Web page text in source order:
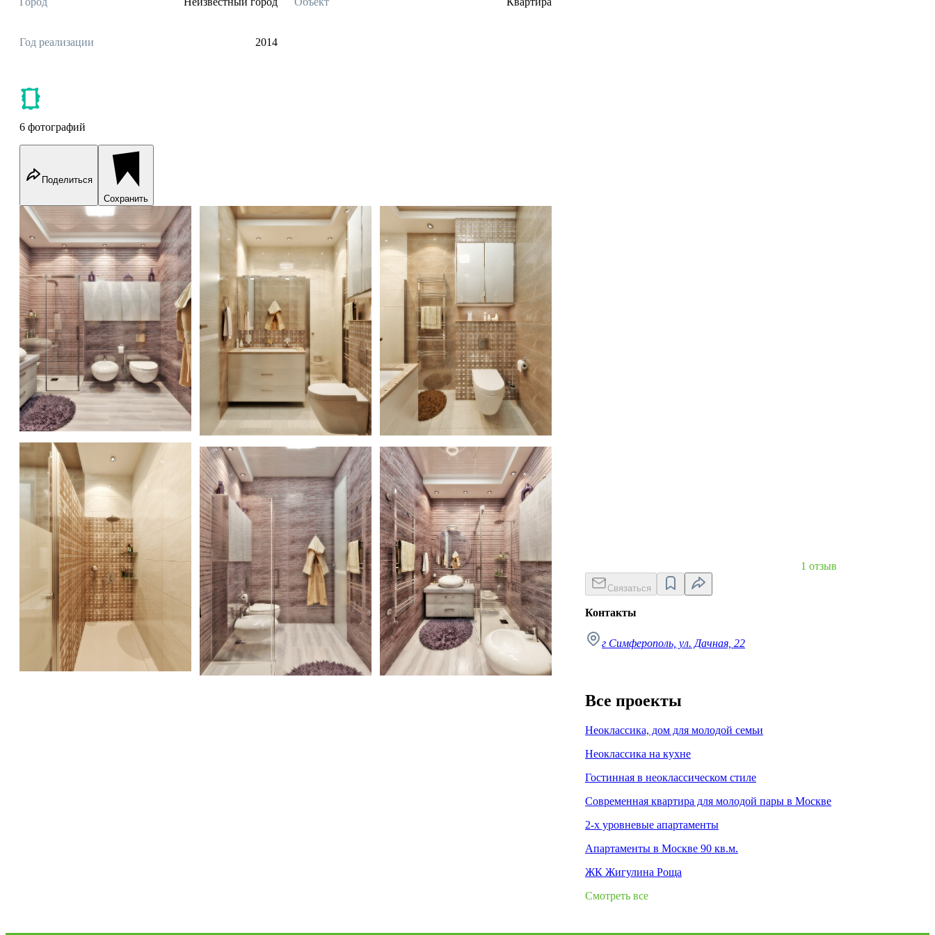
Год реализации 2014
6 фотографий
Поделиться
Сохранить
Light gold color in bathroom interior designLight gold color in bathroom interior designLight gold color in bathroom interior design
Light gold color in bathroom interior designLight gold color in bathroom interior designLight gold color in bathroom interior design
1 отзыв
Связаться
Контакты
г Симферополь, ул. Дачная, 22
Все проекты
Неоклассика, дом для молодой семьи
Неоклассика на кухне
Гостинная в неоклассическом стиле
Современная квартира для молодой пары в Москве
2-х уровневые апартаменты
Апартаменты в Москве 90 кв.м.
ЖК Жигулина Роща
Смотреть все